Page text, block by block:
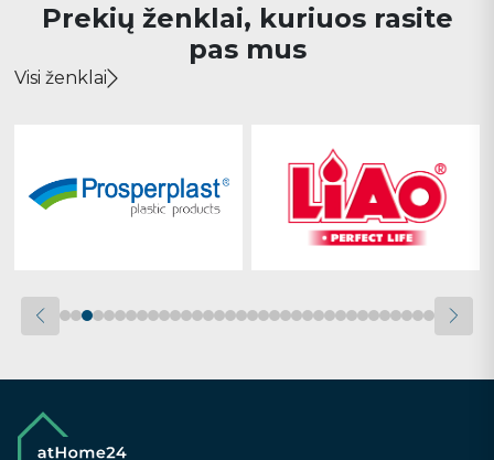
Prekių ženklai, kuriuos rasite
pas mus
Visi ženklai